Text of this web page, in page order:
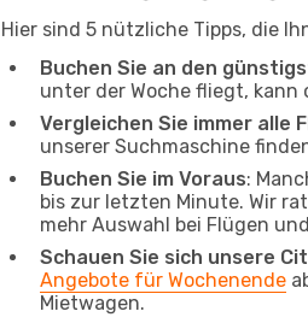
Hier sind 5 nützliche Tipps, die
Buchen Sie an den
unter der Woche fliegt, kann
Vergleichen Sie immer alle
unserer Suchmaschine
Buchen Sie im Voraus:
bis zur letzten Minute. Wir
mehr Auswahl bei Flügen
Schauen Sie sich unsere
Angebote für Wochenende
Mietwagen.